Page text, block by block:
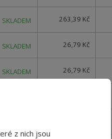
z nich jsou
SKLADEM 263,39 Kč
SKLADEM 26,79 Kč
SKLADEM 26,79 Kč